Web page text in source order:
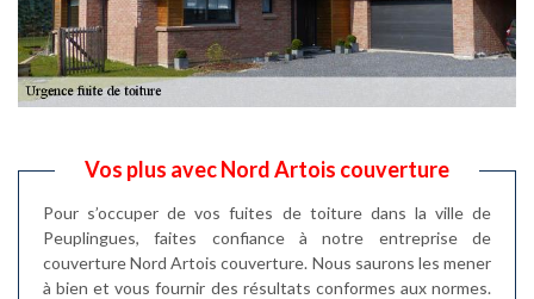
Vos plus avec Nord Artois couverture
Pour s’occuper de vos fuites de toiture dans la ville de
Peuplingues, faites confiance à notre entreprise de
couverture Nord Artois couverture. Nous saurons les mener
à bien et vous fournir des résultats conformes aux normes.